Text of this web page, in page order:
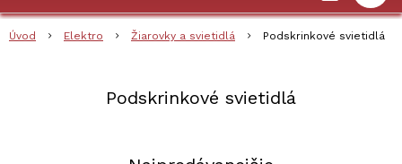
Úvod Elektro Žiarovky a svietidlá Podskrinkové svietidlá
Podskrinkové svietidlá